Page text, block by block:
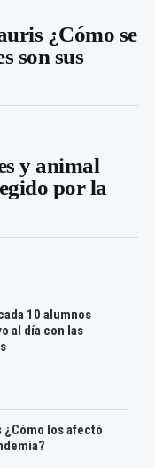
¿Cómo se
son sus
y animal
por la
10 alumnos
al día con las
¿Cómo los afectó